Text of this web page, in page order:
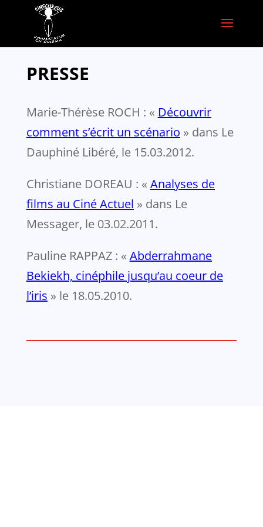
PRESSE
Marie-Thérèse ROCH : « Découvrir
comment s’écrit un scénario » dans Le
Dauphiné Libéré, le 15.03.2012.
Christiane DOREAU : « Analyses de
films au Ciné Actuel » dans Le
Messager, le 03.02.2011.
Pauline RAPPAZ : « Abderrahmane
Bekiekh, cinéphile jusqu’au coeur de
l’iris » le 18.05.2010.